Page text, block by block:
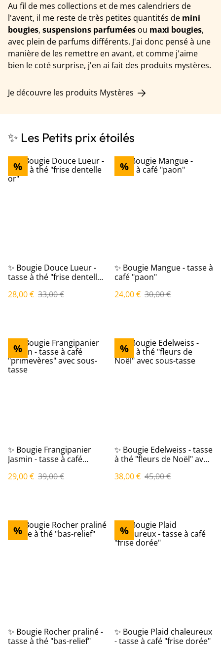
Au fil de mes collections et de mes calendriers de
l'avent, il me reste de très petites quantités de mini
bougies, suspensions parfumées ou maxi bougies,
avec plein de parfums différents. J'ai donc pensé à une
manière de les remettre en avant, et comme j'aime
bien le coté surprise, j'en ai fait des produits mystères.
Je découvre les produits Mystères
✨ Les Petits prix étoilés
%
✨ Bougie Douce Lueur -
tasse à thé "frise dentelle
28,00 € 33,00 €
%
✨ Bougie Mangue - tasse à
café "paon"
24,00 € 30,00 €
%
✨ Bougie Frangipanier
Jasmin - tasse à café
tasse
29,00 € 39,00 €
%
✨ Bougie Edelweiss - tasse
à thé "fleurs de Noël" avec
38,00 € 45,00 €
%
✨ Bougie Rocher praliné -
tasse à thé "bas-relief"
%
✨ Bougie Plaid chaleureux
- tasse à café "frise dorée"